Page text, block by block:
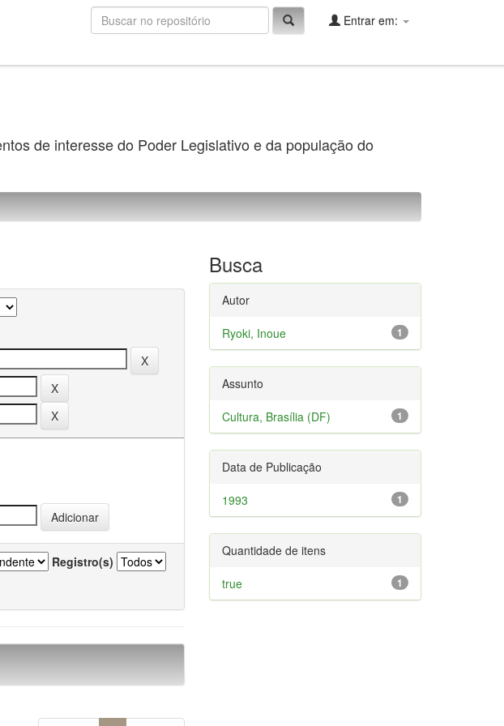
Entrar em:
de interesse do Poder Legislativo e da população do
Registro(s)
Busca
Autor
1
Ryoki, Inoue
Assunto
1
Cultura, Brasília (DF)
Data de Publicação
1
1993
Quantidade de itens
1
true